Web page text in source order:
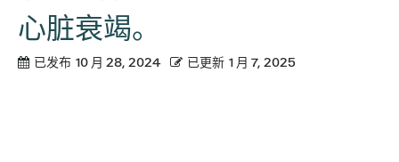
心脏衰竭。
已发布 10 月 28, 2024 已更新 1 月 7, 2025